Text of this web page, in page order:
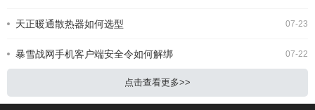
07-23
天正暖通散热器如何选型
07-22
暴雪战网手机客户端安全令如何解绑
点击查看更多>>